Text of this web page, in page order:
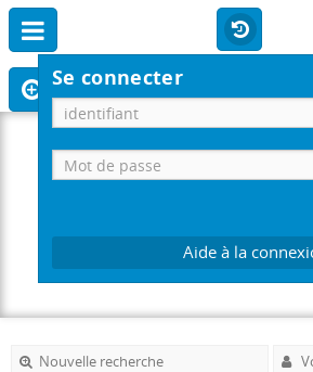
Se connecter
Aide à la
Nouvelle recherche